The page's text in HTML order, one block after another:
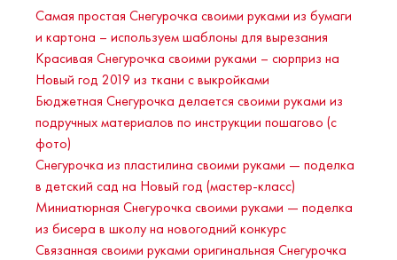
Самая простая Снегурочка своими руками из бумаги
и картона – используем шаблоны для вырезания
Красивая Снегурочка своими руками – сюрприз на
Новый год 2019 из ткани с выкройками
Бюджетная Снегурочка делается своими руками из
подручных материалов по инструкции пошагово (с
фото)
Снегурочка из пластилина своими руками — поделка
в детский сад на Новый год (мастер-класс)
Миниатюрная Снегурочка своими руками — поделка
из бисера в школу на новогодний конкурс
Связанная своими руками оригинальная Снегурочка